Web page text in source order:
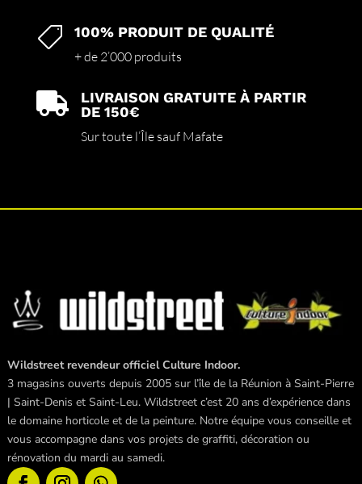
 100% PRODUIT DE QUALITÉ
+ de 2’000 produits

LIVRAISON GRATUITE À PARTIR
DE 150€
Sur toute l’Île sauf Mafate
Wildstreet revendeur officiel Culture Indoor.
3 magasins ouverts depuis 2005 sur l’île de la Réunion à Saint-Pierre
| Saint-Denis et Saint-Leu. Wildstreet c’est 20 ans d’expérience dans
le domaine horticole et de la peinture. Notre équipe vous conseille et
vous accompagne dans vos projets de graffiti, décoration ou
rénovation du mardi au samedi.